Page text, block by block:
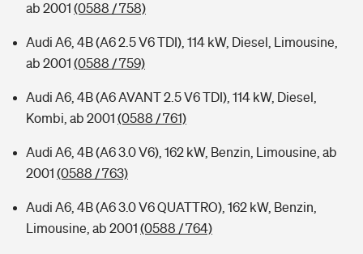
ab 2001 (0588 / 758)
Audi A6, 4B (A6 2.5 V6 TDI), 114 kW, Diesel, Limousine,
ab 2001 (0588 / 759)
Audi A6, 4B (A6 AVANT 2.5 V6 TDI), 114 kW, Diesel,
Kombi, ab 2001 (0588 / 761)
Audi A6, 4B (A6 3.0 V6), 162 kW, Benzin, Limousine, ab
2001 (0588 / 763)
Audi A6, 4B (A6 3.0 V6 QUATTRO), 162 kW, Benzin,
Limousine, ab 2001 (0588 / 764)